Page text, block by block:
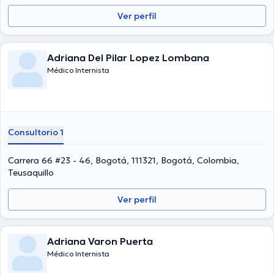
difundido diferentes publicaciones. Finalmente, el doctor puede
hablar Español en su consultorio.Ver perfil
Adriana Del Pilar Lopez Lombana
Médico Internista
Consultorio 1
Carrera 66 #23 - 46, Bogotá, 111321, Bogotá, Colombia,
Teusaquillo
Ver perfil
Adriana Varon Puerta
Médico Internista